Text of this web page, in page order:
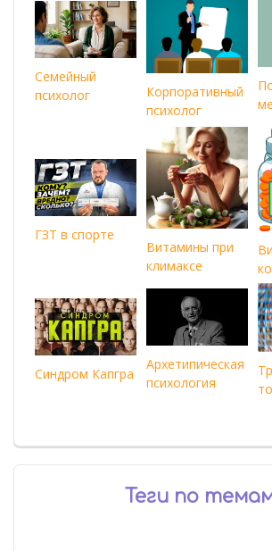
Семейный
психолог
Корпоративный
психолог
ГЗТ в спорте
Витамины при
климаксе
Синдром Капгра
Архетипическая
психология
Теги по